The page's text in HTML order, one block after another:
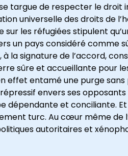
targue de respecter le droit
universelle des droits de
sur les réfugiées stipulent
un pays considéré comme
la signature de l’accord,
sûre et accueillante pour
effet entamé une purge
envers ses opposants
dépendante et conciliante.
turc. Au cœur même de
autoritaires et